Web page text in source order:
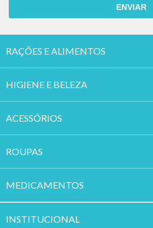
ENVIAR
RAÇÕES E ALIMENTOS
HIGIENE E BELEZA
ACESSÓRIOS
ROUPAS
MEDICAMENTOS
INSTITUCIONAL